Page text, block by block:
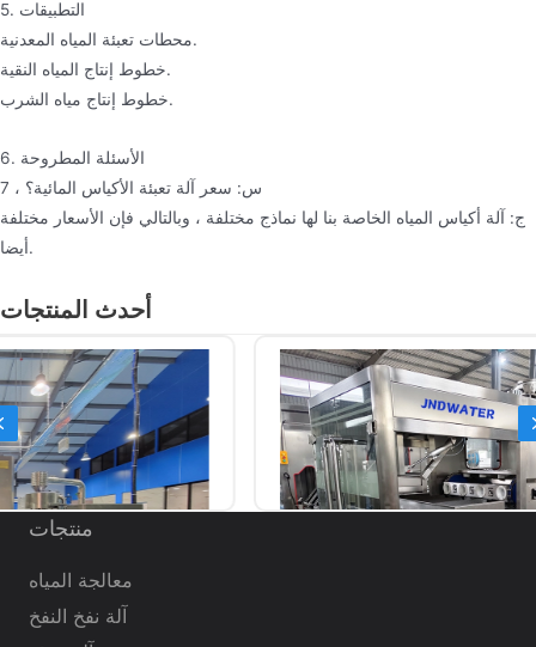
5. التطبيقات
محطات تعبئة المياه المعدنية.
خطوط إنتاج المياه النقية.
خطوط إنتاج مياه الشرب.
6. الأسئلة المطروحة
7 ، س: سعر آلة تعبئة الأكياس المائية؟
ج: آلة أكياس المياه الخاصة بنا لها نماذج مختلفة ، وبالتالي فإن الأسعار مختلفة
أيضا.
أحدث المنتجات
Previous
منتجات
معالجة المياه
آلة نفخ النفخ